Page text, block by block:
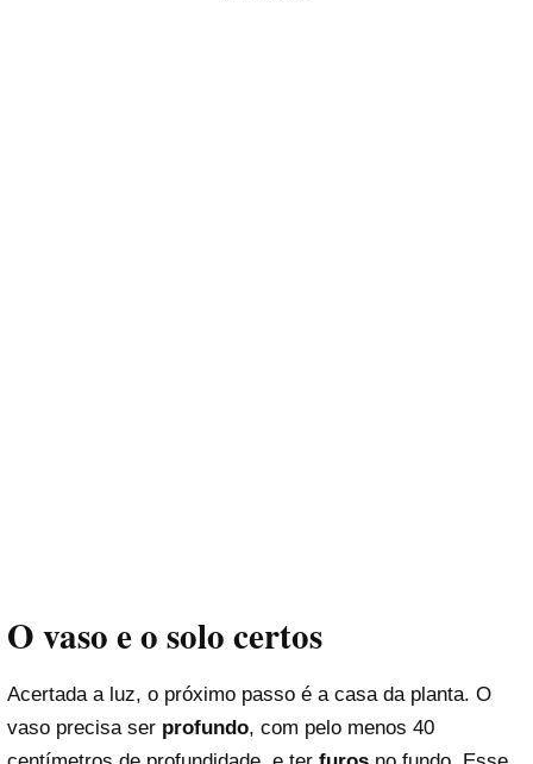
O vaso e o solo certos
Acertada a luz, o próximo passo é a casa da planta. O
vaso precisa ser profundo, com pelo menos 40